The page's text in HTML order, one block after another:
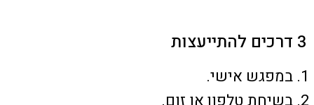
3 דרכים להתייעצות
במפגש אישי.